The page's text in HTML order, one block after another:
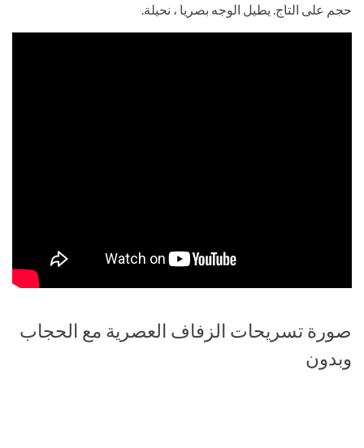
حجم على التاج. يطيل الوجه بصريا ، نحيلة.
صورة تسريحات الزفاف العصرية مع الحجاب
وبدون